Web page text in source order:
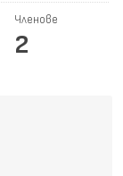
Членове
2